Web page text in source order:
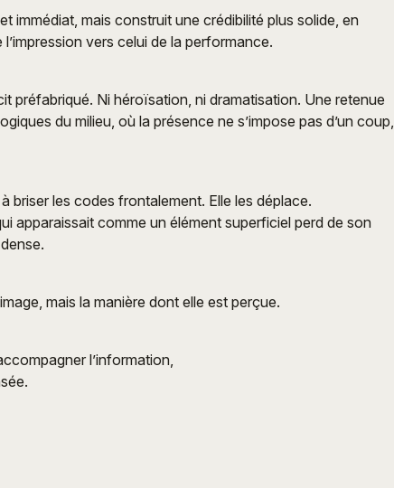
immédiat, mais construit une crédibilité plus solide, en
vers celui de la performance.
préfabriqué. Ni héroïsation, ni dramatisation. Une retenue
du milieu, où la présence ne s’impose pas d’un coup,
briser les codes frontalement. Elle les déplace.
apparaissait comme un élément superficiel perd de son
mais la manière dont elle est perçue.
l’information,